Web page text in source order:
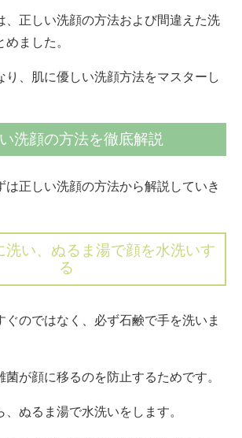
、正しい洗顔の方法および間違えた洗
ました。
り、肌に優しい洗顔方法をマスターし
洗顔の方法を徹底解説
は正しい洗顔の方法から解説していき
い、ぬるま湯で顔を水洗いす
る
ぐのではなく、必ず石鹸で手を洗いま
が顔に移るのを防止するためです。
ぬるま湯で水洗いをします。